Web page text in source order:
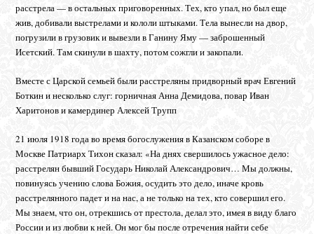
расстрела — в остальных приговоренных. Тех, кто упал, но был еще
жив, добивали выстрелами и кололи штыками. Тела вынесли на двор,
погрузили в грузовик и вывезли в Ганину Яму — заброшенный
Исетский. Там скинули в шахту, потом сожгли и закопали.
Вместе с Царской семьей были расстреляны придворный врач Евгений
Боткин и несколько слуг: горничная Анна Демидова, повар Иван
Харитонов и камердинер Алексей Трупп
21 июля 1918 года во время богослужения в Казанском соборе в
Москве Патриарх Тихон сказал: «На днях свершилось ужасное дело:
расстрелян бывший Государь Николай Александрович… Мы должны,
повинуясь учению слова Божия, осудить это дело, иначе кровь
расстрелянного падет и на нас, а не только на тех, кто совершил его.
Мы знаем, что он, отрекшись от престола, делал это, имея в виду благо
России и из любви к ней. Он мог бы после отречения найти себе